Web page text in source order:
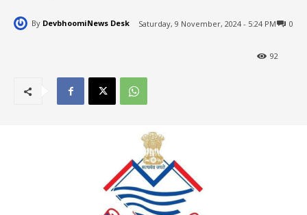
By DevbhoomiNews Desk Saturday, 9 November, 2024 - 5:24 PM 0
92